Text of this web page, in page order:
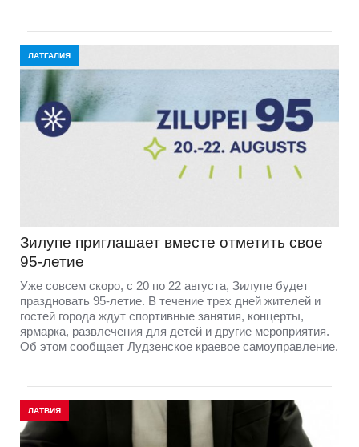
ЛАТГАЛИЯ
Зилупе приглашает вместе отметить свое
95-летие
Уже совсем скоро, с 20 по 22 августа, Зилупе будет
праздновать 95-летие. В течение трех дней жителей и
гостей города ждут спортивные занятия, концерты,
ярмарка, развлечения для детей и другие мероприятия.
Об этом сообщает Лудзенское краевое самоуправление.
ЛАТВИЯ